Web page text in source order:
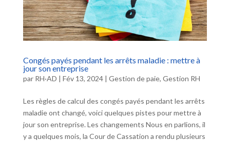
Congés payés pendant les arrêts maladie : mettre à
jour son entreprise
par RH·AD | Fév 13, 2024| Gestion de paie, Gestion RH
Les règles de calcul des congés payés pendant les arrêts
maladie ont changé, voici quelques pistes pour mettre à
jour son entreprise. Les changements Nous en parlions, il
y a quelques mois, la Cour de Cassation a rendu plusieurs